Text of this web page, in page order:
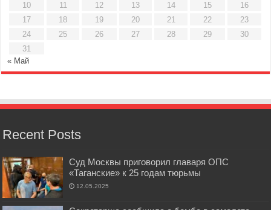
10
11 12 13 14 15
16
17
18 19 20 21 22
23
24
25 26 27 28 29
30
31
« Май
Recent Posts
Суд Москвы приговорил главаря ОПС
«Таганские» к 25 годам тюрьмы
12.05.2025